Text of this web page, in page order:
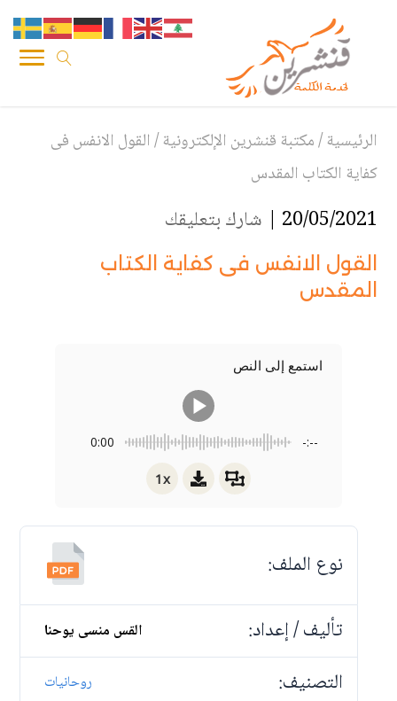
الرئيسية/مكتبة قنشرين الإلكترونية/القول الانفس فى
كفاية الكتاب المقدس
20/05/2021 | شارك بتعليقك
القول الانفس فى كفاية الكتاب
المقدس
استمع إلى النص
0:00 -:--
1x
نوع الملف:
تأليف / إعداد:
القس منسى يوحنا
التصنيف: روحانيات